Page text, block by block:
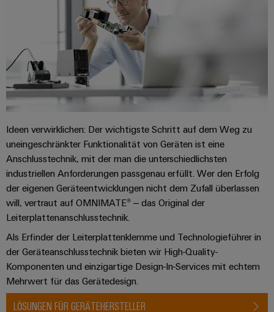
Ideen verwirklichen: Der wichtigste Schritt auf dem Weg zu
uneingeschränkter Funktionalität von Geräten ist eine
Anschlusstechnik, mit der man die unterschiedlichsten
industriellen Anforderungen passgenau erfüllt. Wer den Erfolg
der eigenen Geräteentwicklungen nicht dem Zufall überlassen
will, vertraut auf OMNIMATE® – das Original der
Leiterplattenanschlusstechnik.
Als Erfinder der Leiterplattenklemme und Technologieführer in
der Geräteanschlusstechnik bieten wir High-Quality-
Komponenten und einzigartige Design-In-Services mit echtem
Mehrwert für das Gerätedesign.
LÖSUNGEN FÜR GERÄTEHERSTELLER